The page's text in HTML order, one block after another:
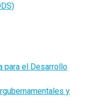
para el Desarrollo
y